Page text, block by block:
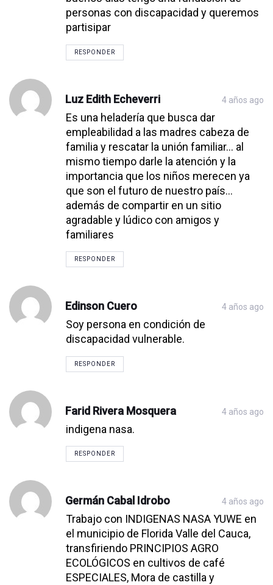
personas con discapacidad y queremos
partisipar
RESPONDER
Luz Edith Echeverri 4 años ago
Es una heladería que busca dar
empleabilidad a las madres cabeza de
familia y rescatar la unión familiar… al
mismo tiempo darle la atención y la
importancia que los niños merecen ya
que son el futuro de nuestro país…
además de compartir en un sitio
agradable y lúdico con amigos y
familiares
RESPONDER
Edinson Cuero 4 años ago
Soy persona en condición de
discapacidad vulnerable.
RESPONDER
Farid Rivera Mosquera 4 años ago
indigena nasa.
RESPONDER
Germán Cabal Idrobo 4 años ago
Trabajo con INDIGENAS NASA YUWE en
el municipio de Florida Valle del Cauca,
transfiriendo PRINCIPIOS AGRO
ECOLÓGICOS en cultivos de café
ESPECIALES, Mora de castilla y